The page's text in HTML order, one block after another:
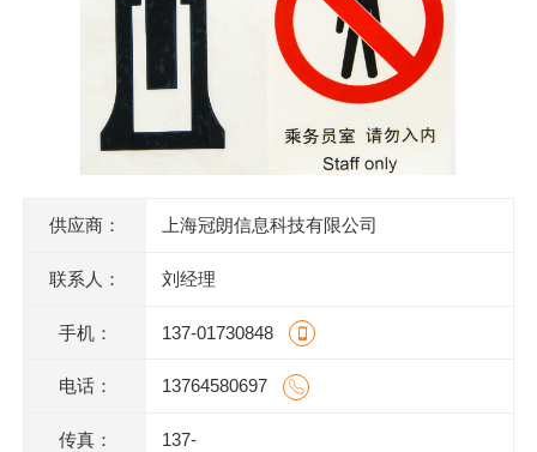
供应商： 上海冠朗信息科技有限公司
联系人： 刘经理
手机： 137-01730848
电话： 13764580697
传真： 137-